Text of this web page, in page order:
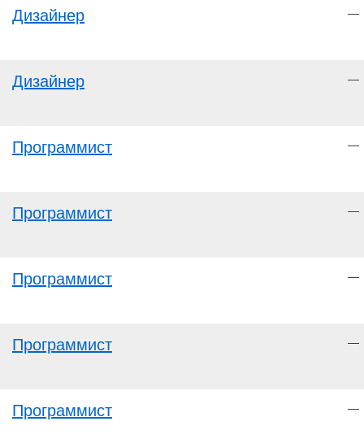
Дизайнер —
Дизайнер —
Программист —
Программист —
Программист —
Программист —
Программист —